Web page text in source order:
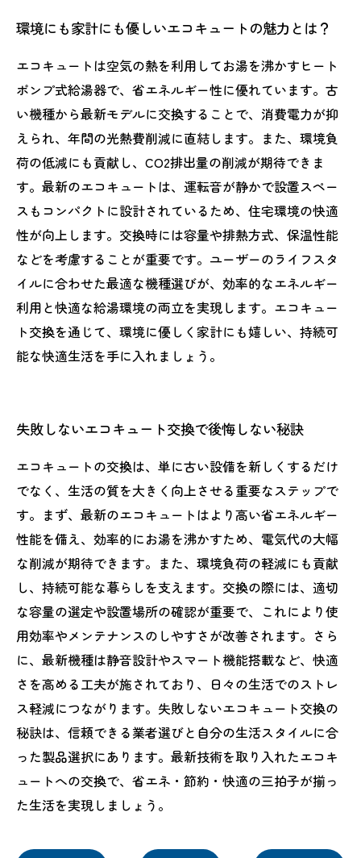
環境にも家計にも優しいエコキュートの魅力とは？
エコキュートは空気の熱を利用してお湯を沸かすヒート
ポンプ式給湯器で、省エネルギー性に優れています。古
い機種から最新モデルに交換することで、消費電力が抑
えられ、年間の光熱費削減に直結します。また、環境負
荷の低減にも貢献し、CO2排出量の削減が期待できま
す。最新のエコキュートは、運転音が静かで設置スペー
スもコンパクトに設計されているため、住宅環境の快適
性が向上します。交換時には容量や排熱方式、保温性能
などを考慮することが重要です。ユーザーのライフスタ
イルに合わせた最適な機種選びが、効率的なエネルギー
利用と快適な給湯環境の両立を実現します。エコキュー
ト交換を通じて、環境に優しく家計にも嬉しい、持続可
能な快適生活を手に入れましょう。
失敗しないエコキュート交換で後悔しない秘訣
エコキュートの交換は、単に古い設備を新しくするだけ
でなく、生活の質を大きく向上させる重要なステップで
す。まず、最新のエコキュートはより高い省エネルギー
性能を備え、効率的にお湯を沸かすため、電気代の大幅
な削減が期待できます。また、環境負荷の軽減にも貢献
し、持続可能な暮らしを支えます。交換の際には、適切
な容量の選定や設置場所の確認が重要で、これにより使
用効率やメンテナンスのしやすさが改善されます。さら
に、最新機種は静音設計やスマート機能搭載など、快適
さを高める工夫が施されており、日々の生活でのストレ
ス軽減につながります。失敗しないエコキュート交換の
秘訣は、信頼できる業者選びと自分の生活スタイルに合
った製品選択にあります。最新技術を取り入れたエコキ
ュートへの交換で、省エネ・節約・快適の三拍子が揃っ
た生活を実現しましょう。